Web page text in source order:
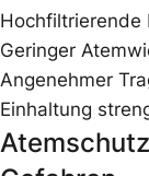
Hochfiltrierende
Geringer
Angenehmer
Einhaltung